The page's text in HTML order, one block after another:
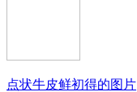
点状牛皮鲜初得的图片